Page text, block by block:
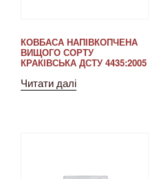
КОВБАСА НАПІВКОПЧЕНА
ВИЩОГО СОРТУ
КРАКІВСЬКА ДСТУ 4435:2005
Читати далі